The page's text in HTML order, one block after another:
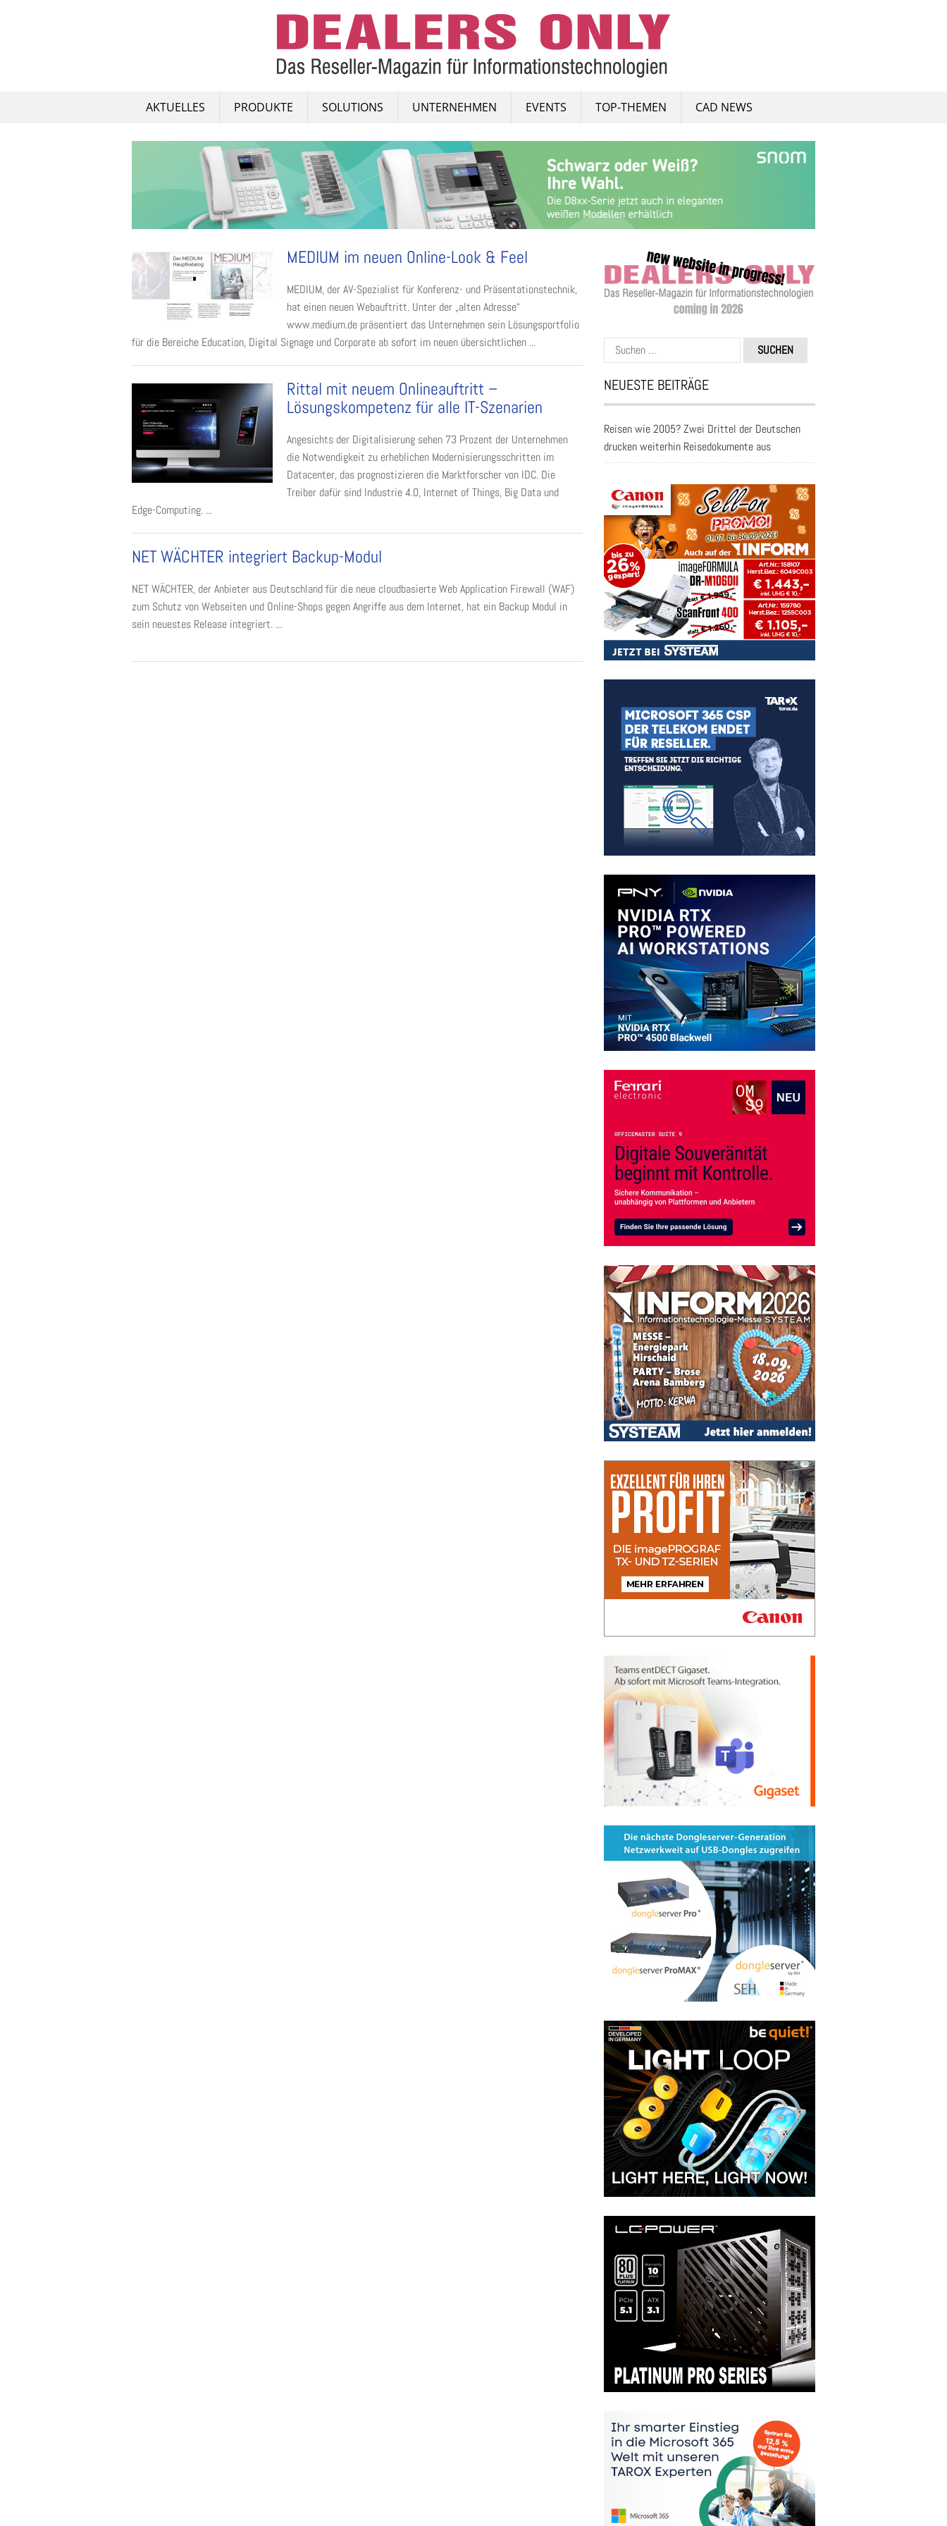
AKTUELLES PRODUKTE SOLUTIONS UNTERNEHMEN EVENTS TOP-THEMEN CAD NEWS
MEDIUM im neuen Online-Look & Feel
MEDIUM, der AV-Spezialist für Konferenz- und Präsentationstechnik,
hat einen neuen Webauftritt. Unter der „alten Adresse“
www.medium.de präsentiert das Unternehmen sein Lösungsportfolio
für die Bereiche Education, Digital Signage und Corporate ab sofort im neuen übersichtlichen ...
Rittal mit neuem Onlineauftritt –
Lösungskompetenz für alle IT-Szenarien
Angesichts der Digitalisierung sehen 73 Prozent der Unternehmen
die Notwendigkeit zu erheblichen Modernisierungsschritten im
Datacenter, das prognostizieren die Marktforscher von IDC. Die
Treiber dafür sind Industrie 4.0, Internet of Things, Big Data und
Edge-Computing. ...
NET WÄCHTER integriert Backup-Modul
NET WÄCHTER, der Anbieter aus Deutschland für die neue cloudbasierte Web Application Firewall (WAF)
zum Schutz von Webseiten und Online-Shops gegen Angriffe aus dem Internet, hat ein Backup Modul in
sein neuestes Release integriert. ...
Suchen
nach:
NEUESTE BEITRÄGE
Reisen wie 2005? Zwei Drittel der Deutschen
drucken weiterhin Reisedokumente aus